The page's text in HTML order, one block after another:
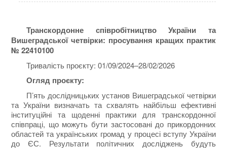
Транскордонне співробітництво України та
Вишеградської четвірки: просування кращих практик
№ 22410100
Тривалість проєкту: 01/09/2024–28/02/2026
Огляд проєкту:
П’ять дослідницьких установ Вишеградської четвірки
та України визначать та схвалять найбільш ефективні
інституційні та щоденні практики для транскордонної
співпраці, що можуть бути застосовані до прикордонних
областей та українських громад у процесі вступу України
до ЄС. Результати політичних досліджень будуть